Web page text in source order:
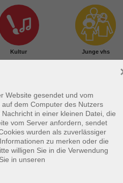
Kultur Junge vhs
Website gesendet und vom
dem Computer des Nutzers
in einer kleinen Datei, die
vom Server anfordern, sendet
wurden als zuverlässiger
zu merken oder die
willigen Sie in die Verwendung
in unseren